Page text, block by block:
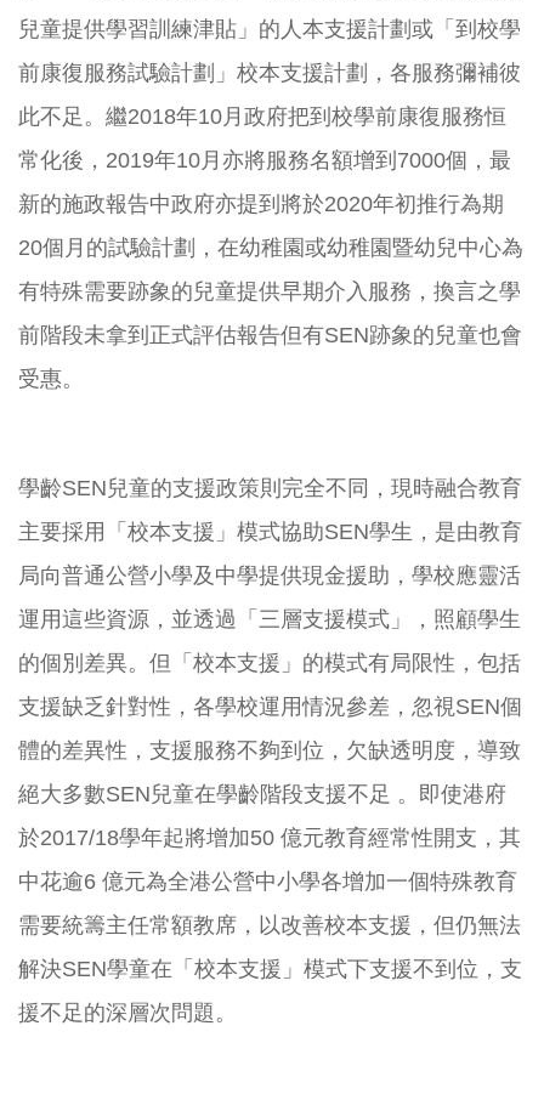
兒童提供學習訓練津貼」的人本支援計劃或「到校學
前康復服務試驗計劃」校本支援計劃，各服務彌補彼
此不足。繼2018年10月政府把到校學前康復服務恒
常化後，2019年10月亦將服務名額增到7000個，最
新的施政報告中政府亦提到將於2020年初推行為期
20個月的試驗計劃，在幼稚園或幼稚園暨幼兒中心為
有特殊需要跡象的兒童提供早期介入服務，換言之學
前階段未拿到正式評估報告但有SEN跡象的兒童也會
受惠。
學齡SEN兒童的支援政策則完全不同，現時融合教育
主要採用「校本支援」模式協助SEN學生，是由教育
局向普通公營小學及中學提供現金援助，學校應靈活
運用這些資源，並透過「三層支援模式」，照顧學生
的個別差異。但「校本支援」的模式有局限性，包括
支援缺乏針對性，各學校運用情況參差，忽視SEN個
體的差異性，支援服務不夠到位，欠缺透明度，導致
絕大多數SEN兒童在學齡階段支援不足 。即使港府
於2017/18學年起將增加50 億元教育經常性開支，其
中花逾6 億元為全港公營中小學各增加一個特殊教育
需要統籌主任常額教席，以改善校本支援，但仍無法
解決SEN學童在「校本支援」模式下支援不到位，支
援不足的深層次問題。